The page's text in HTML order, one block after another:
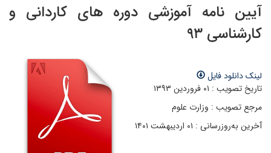
آیین نامه آموزشی دوره های کاردانی و
کارشناسی ۹۳
لینک دانلود فایل
تاریخ تصویب : ۰۱ فروردین ۱۳۹۳
مرجع تصویب : وزارت علوم
آخرین به‌روزرسانی : ۰۱ اردیبهشت ۱۴۰۱